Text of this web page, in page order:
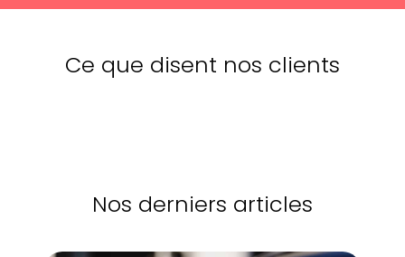
Ce que disent nos clients
Nos derniers articles